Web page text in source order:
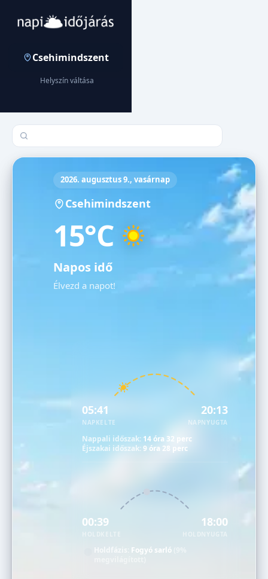
Csehimindszent
Helyszín váltása
Település keresése
2026. augusztus 9., vasárnap
Csehimindszent
15°C
Napos idő
Élvezd a napot!
05:41
NAPKELTE
20:13
NAPNYUGTA
Nappali időszak: 14 óra 32 perc
Éjszakai időszak:9 óra 28 perc
00:39 18:00
HOLDNYUGTA
Holdfázis: Fogyó sarló